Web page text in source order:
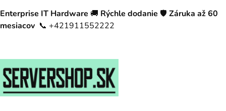
Enterprise IT Hardware 🚚 Rýchle dodanie 🛡️ Záruka až 60
mesiacov 📞 +421911552222